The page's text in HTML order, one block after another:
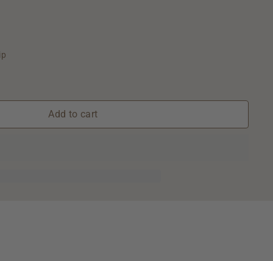
Add to cart